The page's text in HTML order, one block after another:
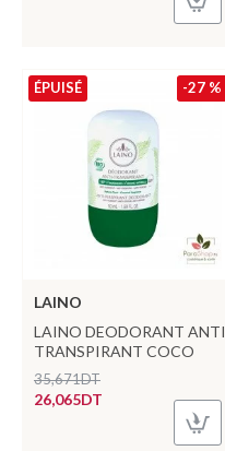
-27 %
ÉPUISÉ
LAINO
LAINO DEODORANT ANTI
TRANSPIRANT COCO
26,065DT
35,671DT